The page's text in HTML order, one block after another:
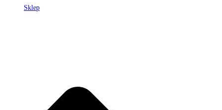
Sklep